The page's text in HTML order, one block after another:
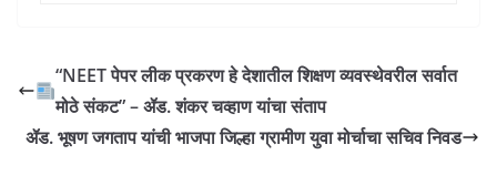
“NEET पेपर लीक प्रकरण हे देशातील शिक्षण व्यवस्थेवरील सर्वात
मोठे संकट” – ॲड. शंकर चव्हाण यांचा संताप
ॲड. भूषण जगताप यांची भाजपा जिल्हा ग्रामीण युवा मोर्चाचा सचिव निवड